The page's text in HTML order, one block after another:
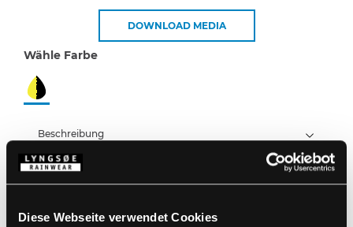
Diese Webseite verwendet Cookies
DOWNLOAD MEDIA
Wähle Farbe
Beschreibung
Atmungsaktiv, wind- und wasserdicht mit
Details